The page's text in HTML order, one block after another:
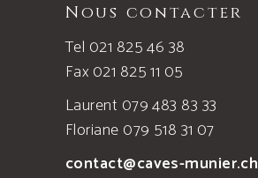
Nous contacter
Tel 021 825 46 38
Fax 021 825 11 05
Laurent 079 483 83 33
Floriane 079 518 31 07
contact@caves-munier.ch